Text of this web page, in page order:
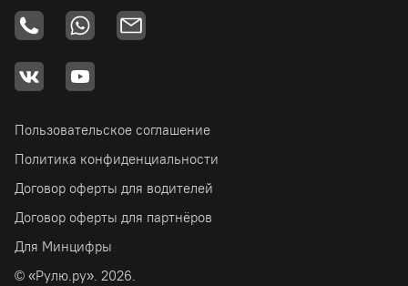
Пользовательское соглашение
Политика конфиденциальности
Договор оферты для водителей
Договор оферты для партнёров
Для Минцифры
© «Рулю.ру». 2026.